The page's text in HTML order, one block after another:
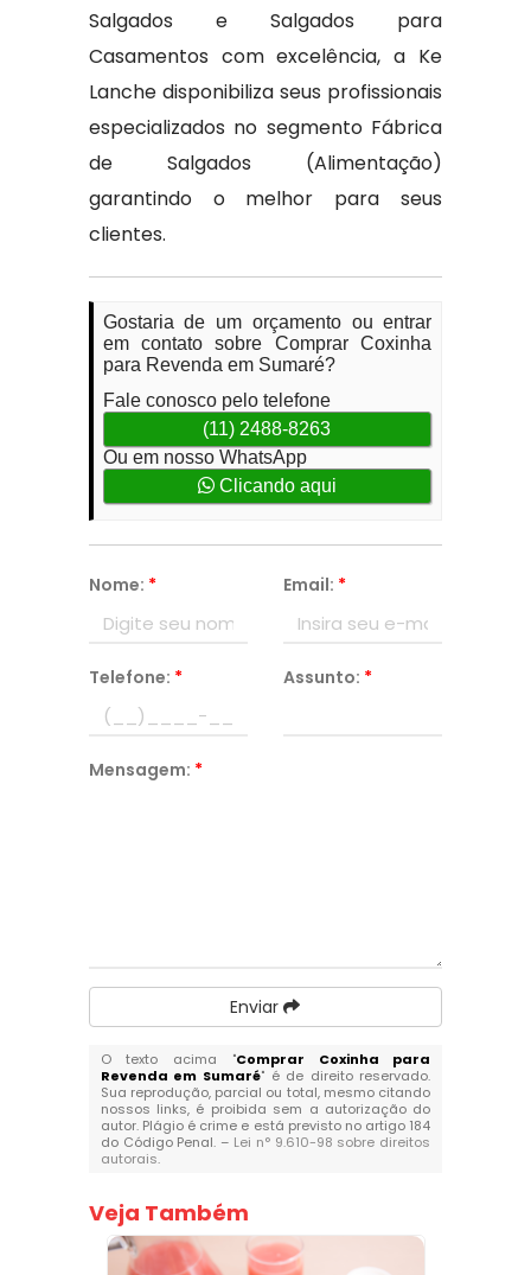
Salgados e Salgados para
Casamentos com excelência, a Ke
Lanche disponibiliza seus profissionais
especializados no segmento Fábrica
de Salgados (Alimentação)
garantindo o melhor para seus
clientes.
Gostaria de um orçamento ou entrar
em contato sobre Comprar Coxinha
para Revenda em Sumaré?
Fale conosco pelo telefone
(11) 2488-8263
Ou em nosso WhatsApp
Clicando aqui
Nome: * Email: *
Telefone: * Assunto: *
Mensagem: *
Enviar
O texto acima "Comprar Coxinha para
Revenda em Sumaré" é de direito reservado.
Sua reprodução, parcial ou total, mesmo citando
nossos links, é proibida sem a autorização do
autor. Plágio é crime e está previsto no artigo 184
do Código Penal. – Lei n° 9.610-98 sobre direitos
autorais.
Veja Também